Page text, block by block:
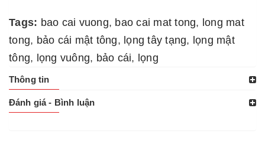
Tags: bao cai vuong, bao cai mat tong, long mat
tong, bảo cái mật tông, lọng tây tạng, lọng mật
tông, lọng vuông, bảo cái, lọng
Thông tin
Đánh giá - Bình luận